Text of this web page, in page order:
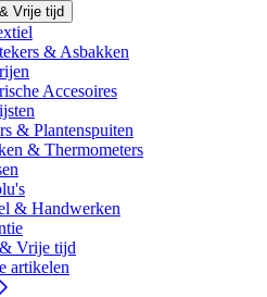
Vrije tijd
& Asbakken
Accesoires
& Plantenspuiten
& Thermometers
& Handwerken
Vrije tijd
artikelen